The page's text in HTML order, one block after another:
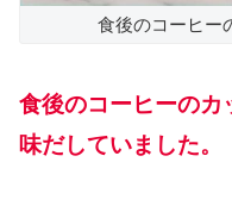
食後のコーヒー
食後のコーヒーのカ
味だしていました。